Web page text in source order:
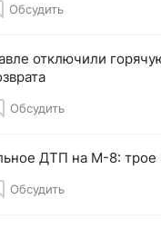
Обсудить
отключили
Обсудить
ДТП на М-8: трое
Обсудить